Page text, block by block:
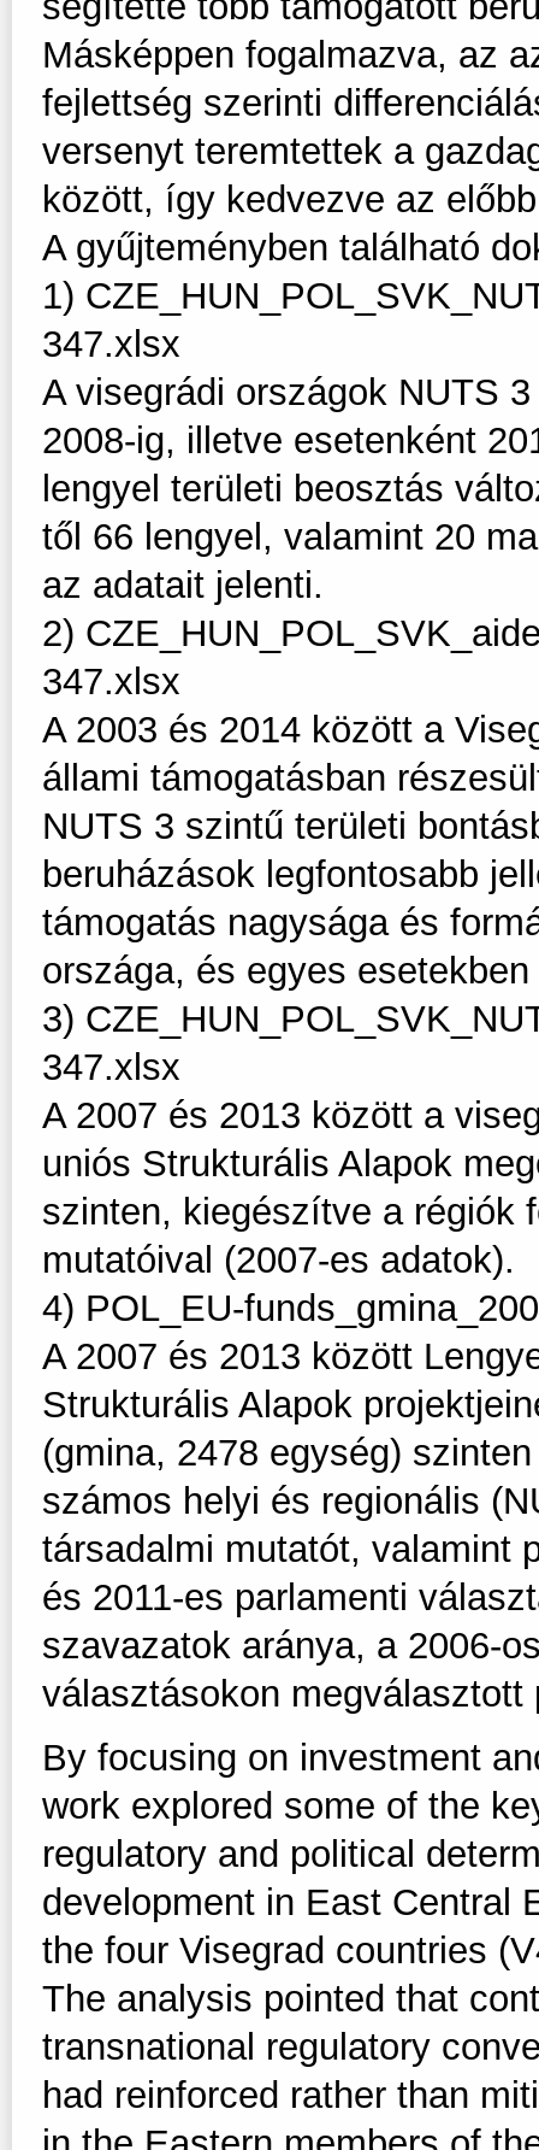
Másképpen fogalmazva, az
fejlettség szerinti
versenyt teremtettek a
között, így kedvezve az
A gyűjteményben található
1)
347.xlsx
A visegrádi országok NUTS
2008-ig, illetve esetenként
lengyel területi beosztás
től 66 lengyel, valamint 20
az adatait jelenti.
2)
347.xlsx
A 2003 és 2014 között a
állami támogatásban
NUTS 3 szintű területi
beruházások legfontosabb
támogatás nagysága és
országa, és egyes
3)
347.xlsx
A 2007 és 2013 között a
uniós Strukturális Alapok
szinten, kiegészítve a régiók
mutatóival (2007-es adatok).
4) POL_EU-
A 2007 és 2013 között
Strukturális Alapok
(gmina, 2478 egység)
számos helyi és regionális
társadalmi mutatót, valamint
és 2011-es parlamenti
szavazatok aránya, a 2006-
választásokon
By focusing on investment
work explored some of the
regulatory and political
development in East Central
the four Visegrad countries
The analysis pointed that
transnational regulatory
had reinforced rather than